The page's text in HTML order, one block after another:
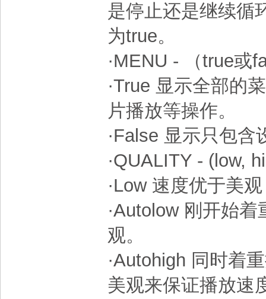
是停止还是继续循
为true。
·MENU - （true或
·True 显示全部的
片播放等操作。
·False 显示只包
·QUALITY - (low,
·Low 速度优于美
·Autolow 刚开始
观。
·Autohigh 同时着
美观来保证播放速